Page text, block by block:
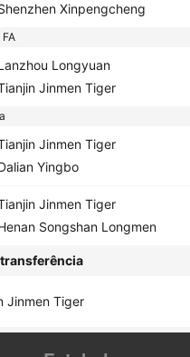
Xinpengcheng
Longyuan
Jinmen Tiger
Jinmen Tiger
Yingbo
Jinmen Tiger
Songshan Longmen
Jinmen Tiger